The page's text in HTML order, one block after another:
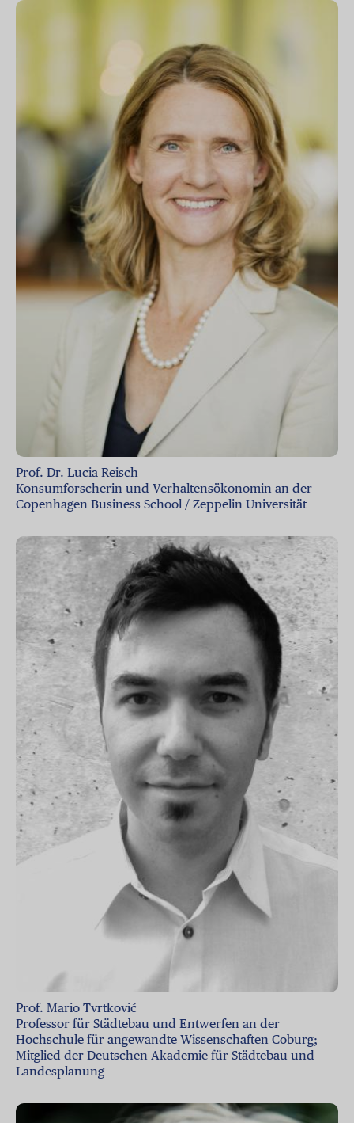
Prof. Dr. Lucia Reisch
Konsumforscherin und Verhaltensökonomin an der
Copenhagen Business School / Zeppelin Universität
Prof. Mario Tvrtković
Professor für Städtebau und Entwerfen an der
Hochschule für angewandte Wissenschaften Coburg;
Mitglied der Deutschen Akademie für Städtebau und
Landesplanung